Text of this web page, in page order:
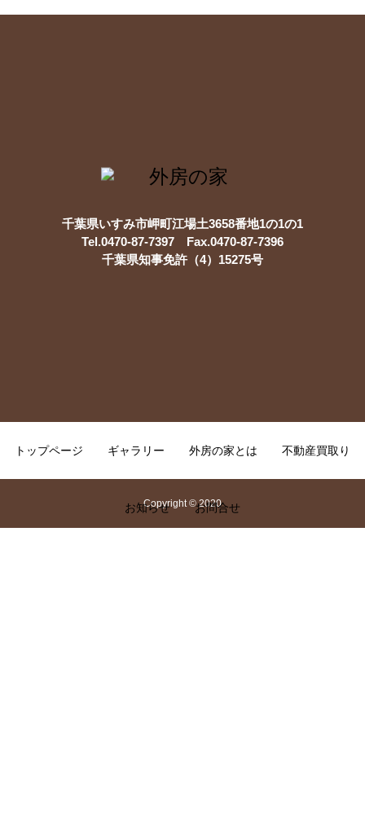
千葉県いすみ市岬町江場土3658番地1の1の1
Tel.0470-87-7397 Fax.0470-87-7396
千葉県知事免許（4）15275号
トップページ ギャラリー 外房の家とは 不動産買取り
お知らせ お問合せ
Copyright © 2020